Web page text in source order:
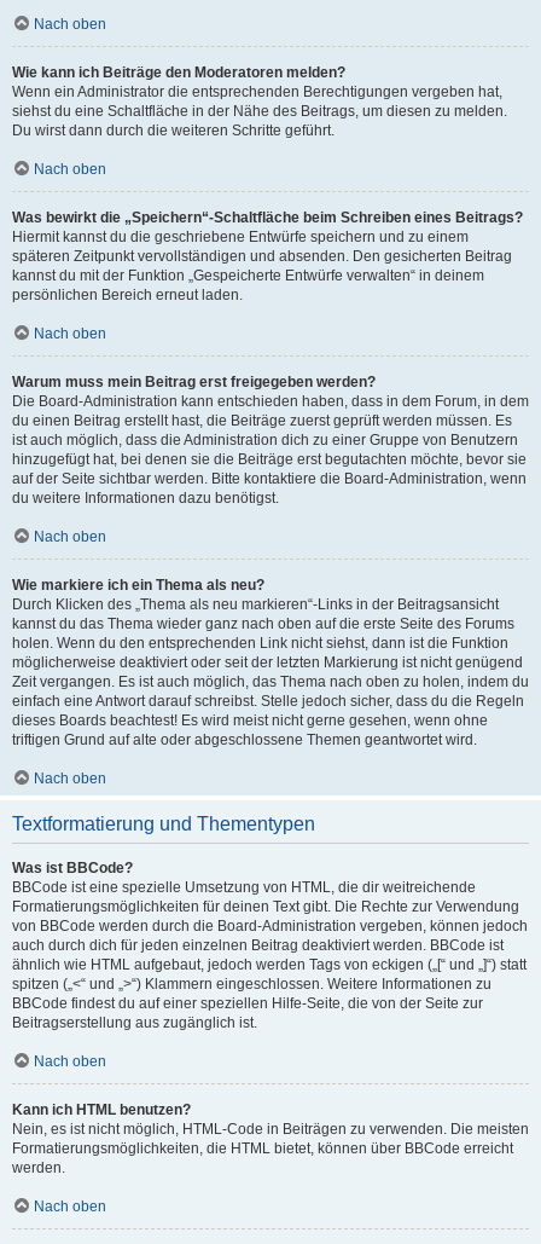
Nach oben
Wie kann ich Beiträge den Moderatoren melden?
Wenn ein Administrator die entsprechenden Berechtigungen vergeben hat,
siehst du eine Schaltfläche in der Nähe des Beitrags, um diesen zu melden.
Du wirst dann durch die weiteren Schritte geführt.
Nach oben
Was bewirkt die „Speichern“-Schaltfläche beim Schreiben eines Beitrags?
Hiermit kannst du die geschriebene Entwürfe speichern und zu einem
späteren Zeitpunkt vervollständigen und absenden. Den gesicherten Beitrag
kannst du mit der Funktion „Gespeicherte Entwürfe verwalten“ in deinem
persönlichen Bereich erneut laden.
Nach oben
Warum muss mein Beitrag erst freigegeben werden?
Die Board-Administration kann entschieden haben, dass in dem Forum, in dem
du einen Beitrag erstellt hast, die Beiträge zuerst geprüft werden müssen. Es
ist auch möglich, dass die Administration dich zu einer Gruppe von Benutzern
hinzugefügt hat, bei denen sie die Beiträge erst begutachten möchte, bevor sie
auf der Seite sichtbar werden. Bitte kontaktiere die Board-Administration, wenn
du weitere Informationen dazu benötigst.
Nach oben
Wie markiere ich ein Thema als neu?
Durch Klicken des „Thema als neu markieren“-Links in der Beitragsansicht
kannst du das Thema wieder ganz nach oben auf die erste Seite des Forums
holen. Wenn du den entsprechenden Link nicht siehst, dann ist die Funktion
möglicherweise deaktiviert oder seit der letzten Markierung ist nicht genügend
Zeit vergangen. Es ist auch möglich, das Thema nach oben zu holen, indem du
einfach eine Antwort darauf schreibst. Stelle jedoch sicher, dass du die Regeln
dieses Boards beachtest! Es wird meist nicht gerne gesehen, wenn ohne
triftigen Grund auf alte oder abgeschlossene Themen geantwortet wird.
Nach oben
Textformatierung und Thementypen
Was ist BBCode?
BBCode ist eine spezielle Umsetzung von HTML, die dir weitreichende
Formatierungsmöglichkeiten für deinen Text gibt. Die Rechte zur Verwendung
von BBCode werden durch die Board-Administration vergeben, können jedoch
auch durch dich für jeden einzelnen Beitrag deaktiviert werden. BBCode ist
ähnlich wie HTML aufgebaut, jedoch werden Tags von eckigen („[“ und „]“) statt
spitzen („<“ und „>“) Klammern eingeschlossen. Weitere Informationen zu
BBCode findest du auf einer speziellen Hilfe-Seite, die von der Seite zur
Beitragserstellung aus zugänglich ist.
Nach oben
Kann ich HTML benutzen?
Nein, es ist nicht möglich, HTML-Code in Beiträgen zu verwenden. Die meisten
Formatierungsmöglichkeiten, die HTML bietet, können über BBCode erreicht
werden.
Nach oben